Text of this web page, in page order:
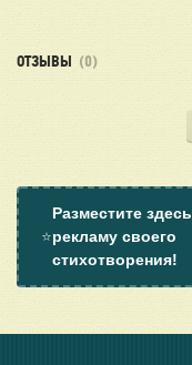
ОТЗЫВЫ (0)
⭐
Разместите здесь
рекламу своего
стихотворения!